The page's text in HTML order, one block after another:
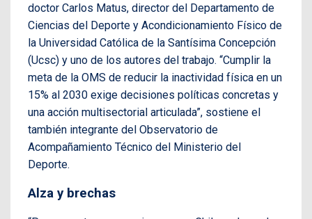
doctor Carlos Matus, director del Departamento de
Ciencias del Deporte y Acondicionamiento Físico de
la Universidad Católica de la Santísima Concepción
(Ucsc) y uno de los autores del trabajo. “Cumplir la
meta de la OMS de reducir la inactividad física en un
15% al 2030 exige decisiones políticas concretas y
una acción multisectorial articulada”, sostiene el
también integrante del Observatorio de
Acompañamiento Técnico del Ministerio del
Deporte.
Alza y brechas